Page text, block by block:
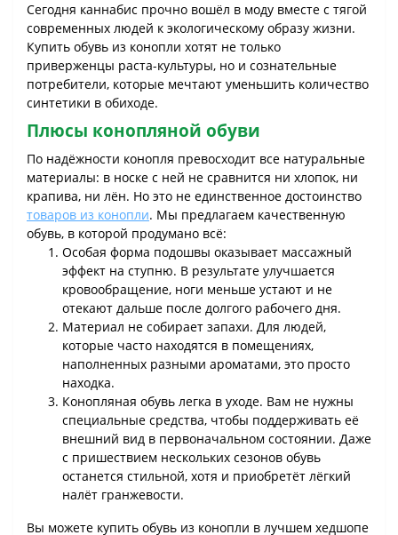
Сегодня каннабис прочно вошёл в моду вместе с тягой
современных людей к экологическому образу жизни.
Купить обувь из конопли хотят не только
приверженцы раста-культуры, но и сознательные
потребители, которые мечтают уменьшить количество
синтетики в обиходе.
Плюсы конопляной обуви
По надёжности конопля превосходит все натуральные
материалы: в носке с ней не сравнится ни хлопок, ни
крапива, ни лён. Но это не единственное достоинство
товаров из конопли. Мы предлагаем качественную
обувь, в которой продумано всё:
Особая форма подошвы оказывает массажный
эффект на ступню. В результате улучшается
кровообращение, ноги меньше устают и не
отекают дальше после долгого рабочего дня.
Материал не собирает запахи. Для людей,
которые часто находятся в помещениях,
наполненных разными ароматами, это просто
находка.
Конопляная обувь легка в уходе. Вам не нужны
специальные средства, чтобы поддерживать её
внешний вид в первоначальном состоянии. Даже
с пришествием нескольких сезонов обувь
останется стильной, хотя и приобретёт лёгкий
налёт гранжевости.
Вы можете купить обувь из конопли в лучшем хедшопе